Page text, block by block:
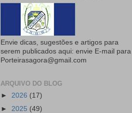
Envie dicas, sugestões e artigos para
serem publicados aqui: envie E-mail para
Porteirasagora@gmail.com
ARQUIVO DO BLOG
► 2026 (17)
► 2025 (49)